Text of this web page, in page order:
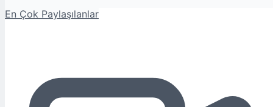
En Çok Paylaşılanlar